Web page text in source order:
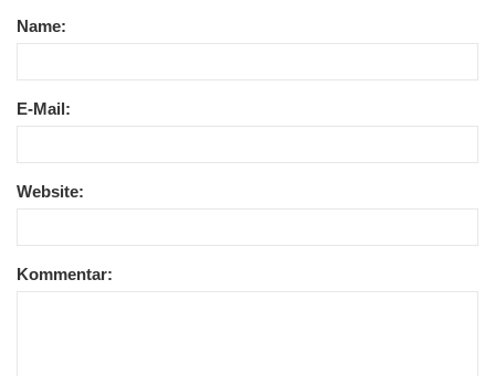
Name:
E-Mail:
Website:
Kommentar: